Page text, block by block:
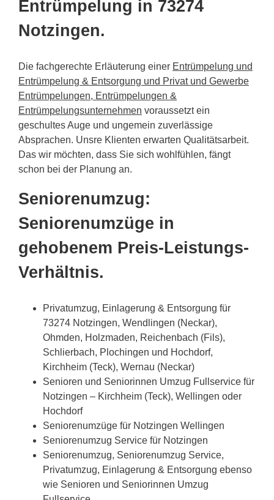
Entrümpelung in 73274
Notzingen.
Die fachgerechte Erläuterung einer Entrümpelung und
Entrümpelung & Entsorgung und Privat und Gewerbe
Entrümpelungen, Entrümpelungen &
Entrümpelungsunternehmen voraussetzt ein
geschultes Auge und ungemein zuverlässige
Absprachen. Unsre Klienten erwarten Qualitätsarbeit.
Das wir möchten, dass Sie sich wohlfühlen, fängt
schon bei der Planung an.
Seniorenumzug:
Seniorenumzüge in
gehobenem Preis-Leistungs-
Verhältnis.
Privatumzug, Einlagerung & Entsorgung für
73274 Notzingen, Wendlingen (Neckar),
Ohmden, Holzmaden, Reichenbach (Fils),
Schlierbach, Plochingen und Hochdorf,
Kirchheim (Teck), Wernau (Neckar)
Senioren und Seniorinnen Umzug Fullservice für
Notzingen – Kirchheim (Teck), Wellingen oder
Hochdorf
Seniorenumzüge für Notzingen Wellingen
Seniorenumzug Service für Notzingen
Seniorenumzug, Seniorenumzug Service,
Privatumzug, Einlagerung & Entsorgung ebenso
wie Senioren und Seniorinnen Umzug